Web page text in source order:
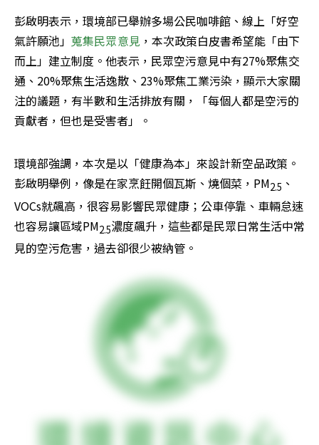
彭啟明表示，環境部已舉辦多場公民咖啡館、線上「好空
氣許願池」 蒐集民眾意見 ，本次政策白皮書希望能「由下
而上」建立制度。他表示，民眾空污意見中有27%聚焦交
通、20%聚焦生活逸散、23%聚焦工業污染，顯示大家關
注的議題，有半數和生活排放有關，「每個人都是空污的
貢獻者，但也是受害者」。
環境部強調，本次是以「健康為本」來設計新空品政策。
彭啟明舉例，像是在家烹飪開個瓦斯、燒個菜，PM2.5 、
VOCs就飆高，很容易影響民眾健康；公車停靠、車輛怠速
也容易讓區域PM2.5濃度飆升，這些都是民眾日常生活中常
見的空污危害，過去卻很少被納管。